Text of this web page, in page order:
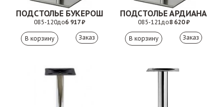
ПОДСТОЛЬЕ БУКЕРОШ
085-120до6 917 ₽
Заказ
ПОДСТОЛЬЕ АРДИАНА
085-121до8 620 ₽
Заказ